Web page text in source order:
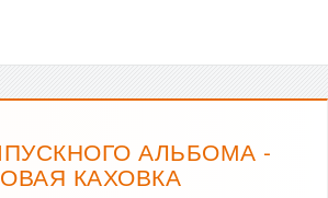
АЛЬБОМА -
КАХОВКА